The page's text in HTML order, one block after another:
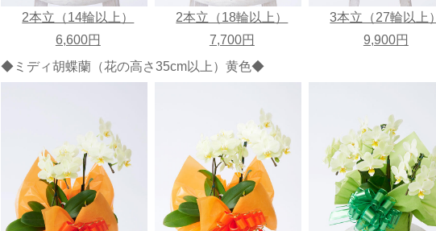
2本立（14輪以上）
6,600円
2本立（18輪以上）
7,700円
3本立（27輪以上）
9,900円
◆ミディ胡蝶蘭（花の高さ35cm以上）黄色◆